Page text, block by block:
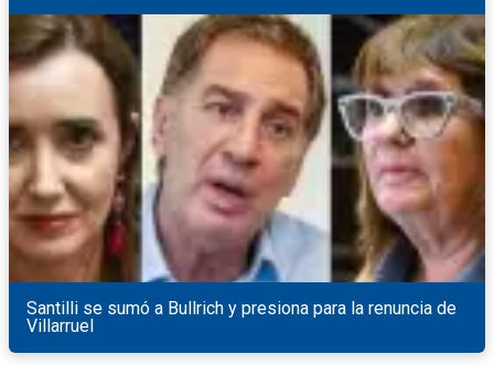
Santilli se sumó a Bullrich y presiona para la renuncia de
Villarruel